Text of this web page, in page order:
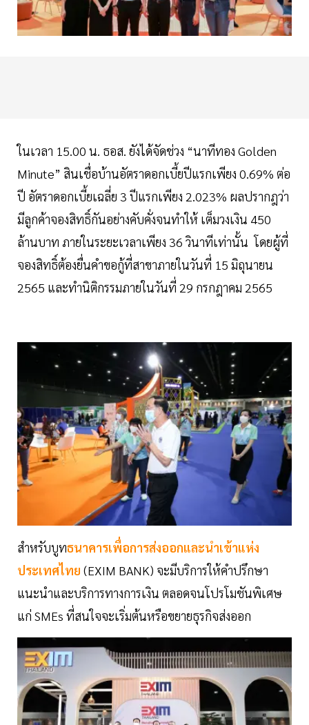
ในเวลา 15.00 น. ธอส. ยังได้จัดช่วง “นาทีทอง Golden
Minute” สินเชื่อบ้านอัตราดอกเบี้ยปีแรกเพียง 0.69% ต่อ
ปี อัตราดอกเบี้ยเฉลี่ย 3 ปีแรกเพียง 2.023% ผลปรากฎว่า
มีลูกค้าจองสิทธิ์กันอย่างคับคั่งจนทำให้ เต็มวงเงิน 450
ล้านบาท ภายในระยะเวลาเพียง 36 วินาทีเท่านั้น โดยผู้ที่
จองสิทธิ์ต้องยื่นคำขอกู้ที่สาขาภายในวันที่ 15 มิถุนายน
2565 และทำนิติกรรมภายในวันที่ 29 กรกฎาคม 2565
สำหรับบูทธนาคารเพื่อการส่งออกและนำเข้าแห่ง
ประเทศไทย (EXIM BANK) จะมีบริการให้คำปรึกษา
แนะนำและบริการทางการเงิน ตลอดจนโปรโมชันพิเศษ
แก่ SMEs ที่สนใจจะเริ่มต้นหรือขยายธุรกิจส่งออก